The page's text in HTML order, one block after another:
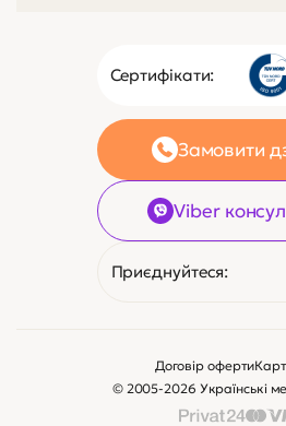
Сертифікати:
Замовити
Viber
Приєднуйтеся:
© 2005-2026 Українські
Договір оферти